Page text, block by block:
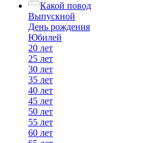
Какой повод
Выпускной
День рождения
Юбилей
20 лет
25 лет
30 лет
35 лет
40 лет
45 лет
50 лет
55 лет
60 лет